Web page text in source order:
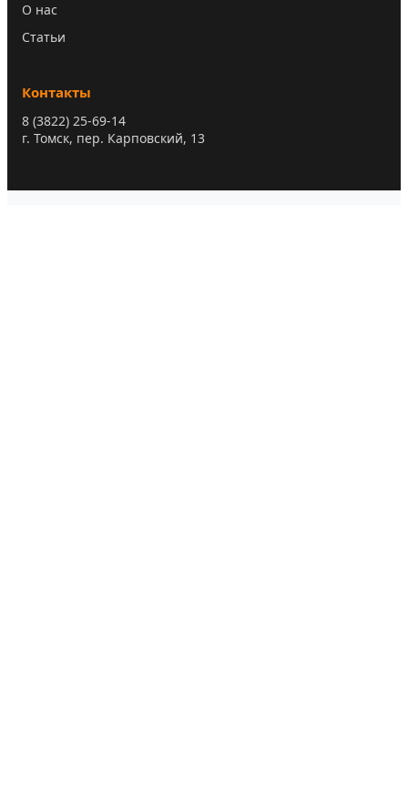
О нас
Статьи
Контакты
8 (3822) 25-69-14
г. Томск, пер. Карповский, 13